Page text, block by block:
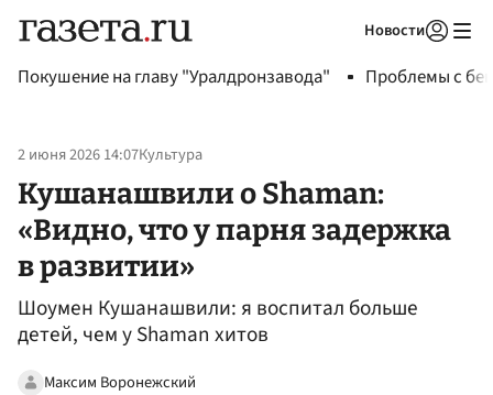
Новости
Покушение на главу "Уралдронзавода" Проблемы с
2 июня 2026 14:07Культура
Кушанашвили о Shaman:
«Видно, что у парня задержка
в развитии»
Шоумен Кушанашвили: я воспитал больше
детей, чем у Shaman хитов
Максим Воронежский